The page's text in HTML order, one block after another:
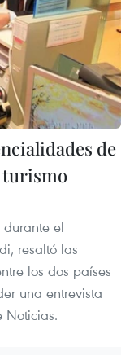
de
turismo
el
resaltó las
los dos países
una entrevista
Noticias.